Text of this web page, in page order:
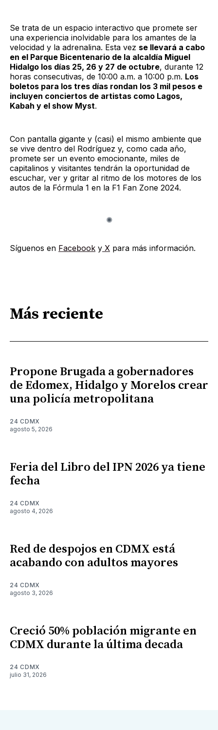
Se trata de un espacio interactivo que promete ser
una experiencia inolvidable para los amantes de la
velocidad y la adrenalina. Esta vez se llevará a cabo
en el Parque Bicentenario de la alcaldía Miguel
Hidalgo los días 25, 26 y 27 de octubre, durante 12
horas consecutivas, de 10:00 a.m. a 10:00 p.m. Los
boletos para los tres días rondan los 3 mil pesos e
incluyen conciertos de artistas como Lagos,
Kabah y el show Myst.
Con pantalla gigante y (casi) el mismo ambiente que
se vive dentro del Rodríguez y, como cada año,
promete ser un evento emocionante, miles de
capitalinos y visitantes tendrán la oportunidad de
escuchar, ver y gritar al ritmo de los motores de los
autos de la Fórmula 1 en la F1 Fan Zone 2024.
Síguenos en Facebook y X para más información.
Más reciente
Propone Brugada a gobernadores
de Edomex, Hidalgo y Morelos crear
una policía metropolitana
24 CDMX
agosto 5, 2026
Feria del Libro del IPN 2026 ya tiene
fecha
24 CDMX
agosto 4, 2026
Red de despojos en CDMX está
acabando con adultos mayores
24 CDMX
agosto 3, 2026
Creció 50% población migrante en
CDMX durante la última decada
24 CDMX
julio 31, 2026